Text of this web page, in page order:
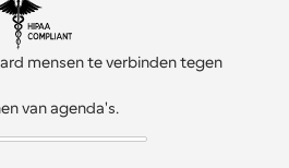
mensen te verbinden tegen
van agenda's.